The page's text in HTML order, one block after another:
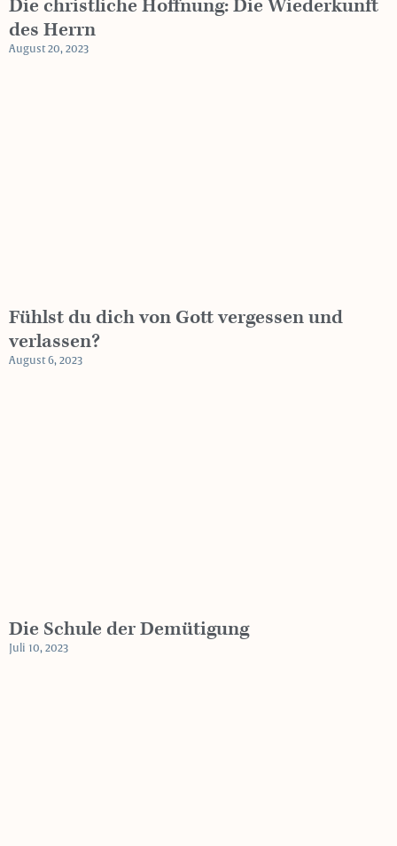
Die christliche Hoffnung: Die Wiederkunft
des Herrn
August 20, 2023
Fühlst du dich von Gott vergessen und
verlassen?
August 6, 2023
Die Schule der Demütigung
Juli 10, 2023